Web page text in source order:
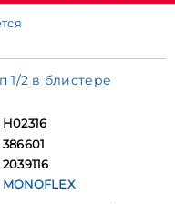
1/2 в блистере
Н02316
386601
2039116
MONOFLEX